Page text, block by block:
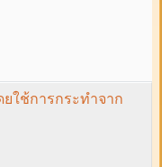
ใช้การกระทำจาก